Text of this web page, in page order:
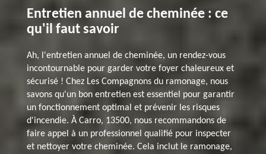
Entretien annuel de cheminée : ce
qu'il faut savoir
Ah, l'entretien annuel de cheminée, un rendez-vous
incontournable pour garder votre foyer chaleureux et
sécurisé ! Chez Les Compagnons du ramonage, nous
savons qu'un bon entretien est essentiel pour garantir
un fonctionnement optimal et prévenir les risques
d'incendie. À Carro, 13500, nous recommandons de
faire appel à un professionnel qualifié pour inspecter
et nettoyer votre cheminée. Cela inclut le ramonage,